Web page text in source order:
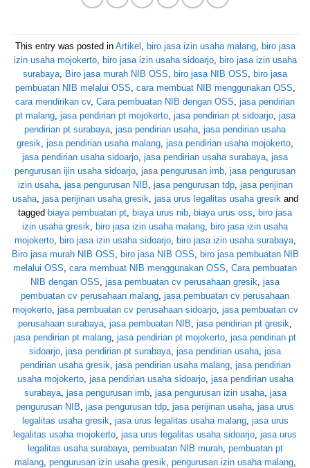
This entry was posted in Artikel biro jasa izin usaha malang,
biro jasa
izin usaha mojokerto, biro jasa izin usaha sidoarjo,
biro jasa izin usaha
surabaya
Biro jasa murah NIB OSS biro jasa NIB OSS
biro jasa
pembuatan NIB melalui OSS cara membuat NIB menggunakan OSS
cara mendirikan cv, Cara pembuatan NIB dengan OSS jasa pendirian
pt malang, jasa pendirian pt mojokerto, jasa pendirian pt sidoarjo, jasa
pendirian pt surabaya jasa pendirian usaha jasa pendirian usaha
gresik jasa pendirian usaha malang jasa pendirian usaha mojokerto
jasa pendirian usaha sidoarjo jasa pendirian usaha surabaya jasa
pengurusan ijin usaha sidoarjo jasa pengurusan imb jasa pengurusan
izin usaha, jasa pengurusan NIB jasa pengurusan tdp, jasa perijinan
usaha, jasa perijinan usaha gresik jasa urus legalitas usaha gresik and
tagged biaya pembuatan pt biaya urus nib biaya urus oss
biro jasa
izin usaha gresik
biro jasa izin usaha malang
biro jasa izin usaha
mojokerto, biro jasa izin usaha sidoarjo, biro jasa izin usaha surabaya,
Biro jasa murah NIB OSS
biro jasa NIB OSS
biro jasa pembuatan NIB
melalui OSS cara membuat NIB menggunakan OSS Cara pembuatan
NIB dengan OSS jasa pembuatan cv perusahaan gresik jasa
pembuatan cv perusahaan malang jasa pembuatan cv perusahaan
mojokerto, jasa pembuatan cv perusahaan sidoarjo, jasa pembuatan cv
perusahaan surabaya jasa pembuatan NIB jasa pendirian pt gresik
jasa pendirian pt malang jasa pendirian pt mojokerto jasa pendirian pt
sidoarjo jasa pendirian pt surabaya jasa pendirian usaha jasa
pendirian usaha gresik jasa pendirian usaha malang, jasa pendirian
usaha mojokerto, jasa pendirian usaha sidoarjo, jasa pendirian usaha
surabaya, jasa pengurusan imb, jasa pengurusan izin usaha, jasa
pengurusan NIB jasa pengurusan tdp jasa perijinan usaha jasa urus
legalitas usaha gresik jasa urus legalitas usaha malang, jasa urus
legalitas usaha mojokerto jasa urus legalitas usaha sidoarjo jasa urus
legalitas usaha surabaya, pembuatan NIB murah, pembuatan pt
malang, pengurusan izin usaha gresik pengurusan izin usaha malang,